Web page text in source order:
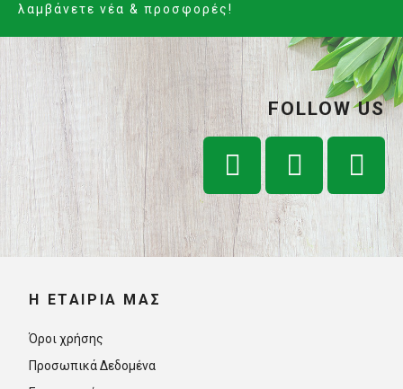
λαμβάνετε νέα & προσφορές!
FOLLOW US
Η ΕΤΑΙΡΊΑ ΜΑΣ
Όροι χρήσης
Προσωπικά Δεδομένα